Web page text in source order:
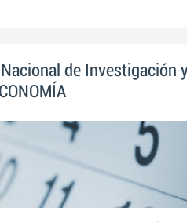
de Investigación